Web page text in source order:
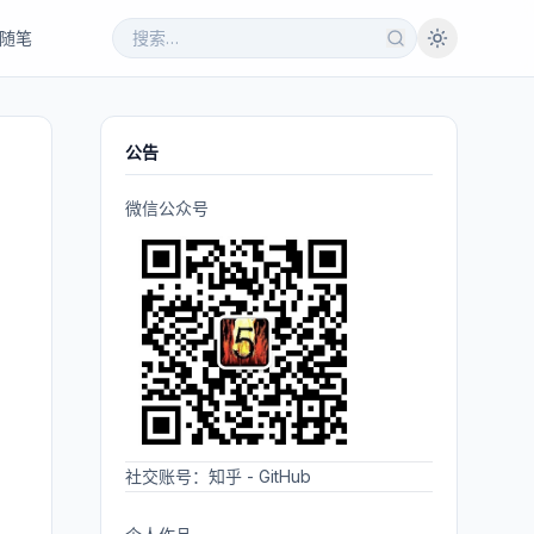
随笔
公告
微信公众号
社交账号： 知乎 - GitHub